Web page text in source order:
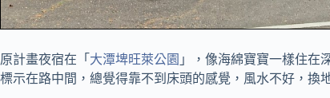
原計畫夜宿在「 大潭埤旺萊公園 」，像海綿寶寶一樣住在
標示在路中間，總覺得靠不到床頭的感覺，風水不好，換